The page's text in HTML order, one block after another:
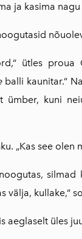
ja kasima
ütles proua
balli kaunitar.“
ümber, kuni
„Kas see olen
silmad
välja, kullake,“
aeglaselt üles